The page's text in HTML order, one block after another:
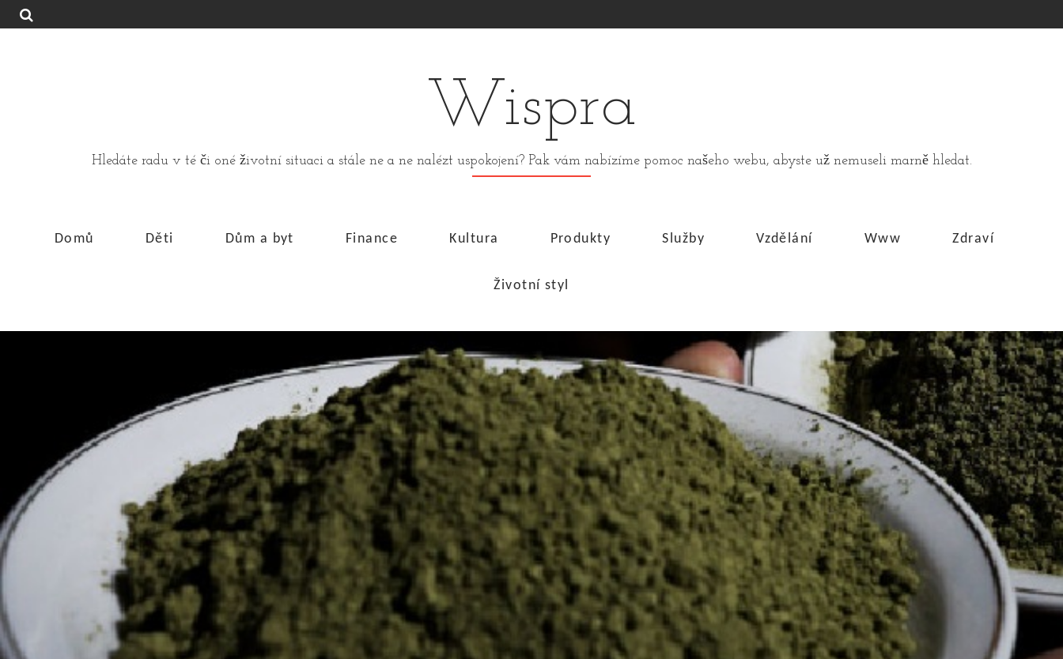
Wispra
Hledáte radu v té či oné životní situaci a stále ne a ne nalézt uspokojení? Pak vám nabízíme pomoc našeho webu, abyste už nemuseli marně hledat.
Domů Děti Dům a byt Finance Kultura Produkty Služby Vzdělání Www Zdraví
Životní styl